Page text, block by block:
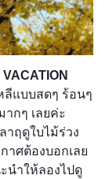
ลีแบบสดๆ ร้อนๆ
กๆ เลยค่ะ
าฤดูใบไม้ร่วง
าศต้องบอกเลย
นำให้ลองไปดู